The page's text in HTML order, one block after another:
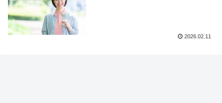
2026.02.11